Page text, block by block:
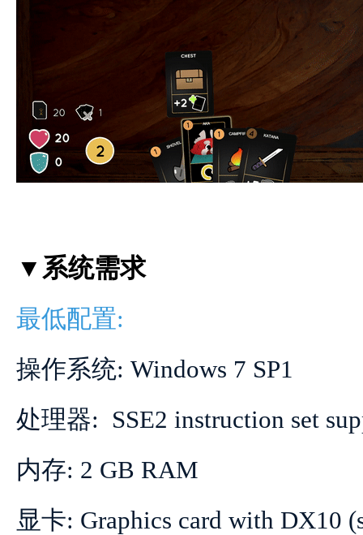
▼系统需求
最低配置:
操作系统: Windows 7 SP1
处理器: SSE2 instruction set
内存: 2 GB RAM
显卡: Graphics card with DX10